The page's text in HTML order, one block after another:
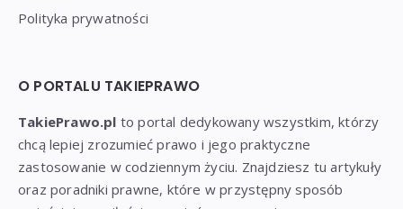
Polityka prywatności
O PORTALU TAKIEPRAWO
TakiePrawo.pl to portal dedykowany wszystkim, którzy
chcą lepiej zrozumieć prawo i jego praktyczne
zastosowanie w codziennym życiu. Znajdziesz tu artykuły
oraz poradniki prawne, które w przystępny sposób